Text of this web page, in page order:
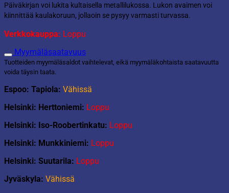
Päiväkirjan voi lukita kultaisella metallilukossa. Lukon avaimen voi
kiinnittää kaulakoruun, jollaoin se pysyy varmasti turvassa.
Verkkokauppa: Loppu
Myymäläsaatavuus
Tuotteiden myymäläsaldot vaihtelevat, eikä myymäläkohtaista saatavuutta
voida täysin taata.
Espoo: Tapiola: Vähissä
Helsinki: Herttoniemi: Loppu
Helsinki: Iso-Roobertinkatu: Loppu
Helsinki: Munkkiniemi: Loppu
Helsinki: Suutarila: Loppu
Jyväskyla: Vähissä